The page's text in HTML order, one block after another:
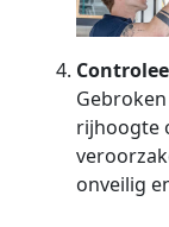
rijhoogte
onveilig